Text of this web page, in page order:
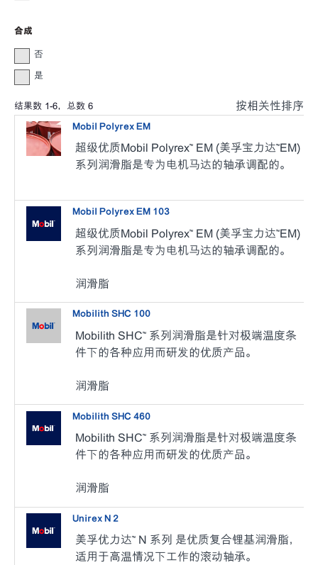
合成
否
是
结果数 1-6，总数 6 按相关性排序
Mobil Polyrex EM
超级优质Mobil Polyrex™ EM (美孚宝力达™EM)
系列润滑脂是专为电机马达的轴承调配的。
Mobil Polyrex EM 103
超级优质Mobil Polyrex™ EM (美孚宝力达™EM)
系列润滑脂是专为电机马达的轴承调配的。
润滑脂
Mobilith SHC 100
Mobilith SHC™ 系列润滑脂是针对极端温度条
件下的各种应用而研发的优质产品。
润滑脂
Mobilith SHC 460
Mobilith SHC™ 系列润滑脂是针对极端温度条
件下的各种应用而研发的优质产品。
润滑脂
Unirex N 2
美孚优力达™ N 系列 是优质复合锂基润滑脂，
适用于高温情况下工作的滚动轴承。